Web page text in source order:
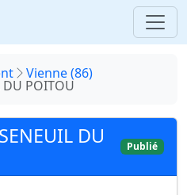
Vienne (86)
DU POITOU
DU
Publié